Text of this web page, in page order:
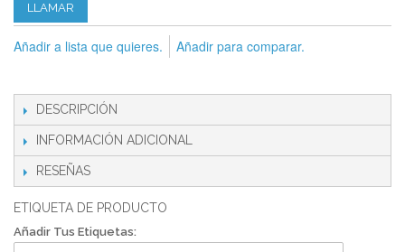
LLAMAR
Añadir a lista que quieres. Añadir para comparar.
DESCRIPCIÓN
INFORMACIÓN ADICIONAL
RESEÑAS
ETIQUETA DE PRODUCTO
Añadir Tus Etiquetas: